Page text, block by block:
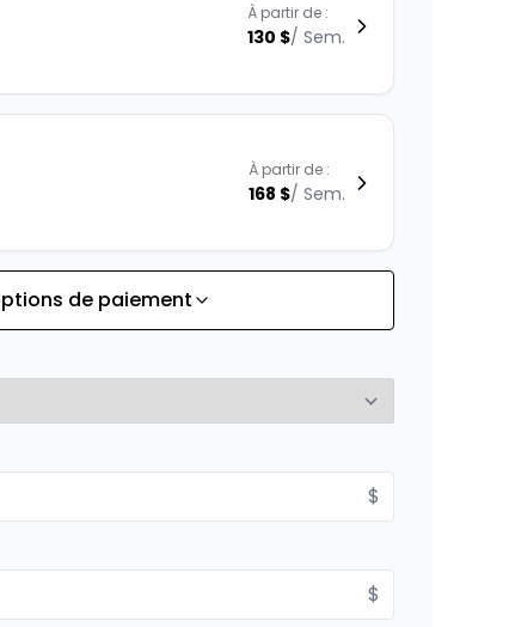
À partir de :
130 $/ Sem.
À partir de :
168 $/ Sem.
À partir de :
de paiement
$
$